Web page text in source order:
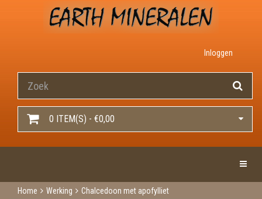
Inloggen
0 ITEM(S) - €0,00
Home Werking Chalcedoon met apofylliet